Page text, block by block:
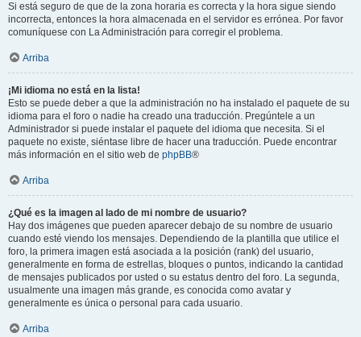
Si está seguro de que de la zona horaria es correcta y la hora sigue siendo
incorrecta, entonces la hora almacenada en el servidor es errónea. Por favor
comuníquese con La Administración para corregir el problema.
Arriba
¡Mi idioma no está en la lista!
Esto se puede deber a que la administración no ha instalado el paquete de su
idioma para el foro o nadie ha creado una traducción. Pregúntele a un
Administrador si puede instalar el paquete del idioma que necesita. Si el
paquete no existe, siéntase libre de hacer una traducción. Puede encontrar
más información en el sitio web de phpBB®
Arriba
¿Qué es la imagen al lado de mi nombre de usuario?
Hay dos imágenes que pueden aparecer debajo de su nombre de usuario
cuando esté viendo los mensajes. Dependiendo de la plantilla que utilice el
foro, la primera imagen está asociada a la posición (rank) del usuario,
generalmente en forma de estrellas, bloques o puntos, indicando la cantidad
de mensajes publicados por usted o su estatus dentro del foro. La segunda,
usualmente una imagen más grande, es conocida como avatar y
generalmente es única o personal para cada usuario.
Arriba